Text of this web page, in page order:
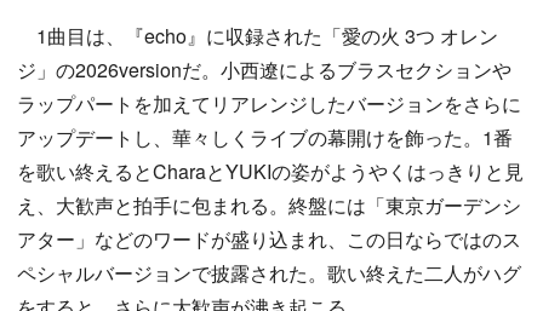
1曲目は、『echo』に収録された「愛の火 3つ オレン
ジ」の2026versionだ。小西遼によるブラスセクションや
ラップパートを加えてリアレンジしたバージョンをさらに
アップデートし、華々しくライブの幕開けを飾った。1番
を歌い終えるとCharaとYUKIの姿がようやくはっきりと見
え、大歓声と拍手に包まれる。終盤には「東京ガーデンシ
アター」などのワードが盛り込まれ、この日ならではのス
ペシャルバージョンで披露された。歌い終えた二人がハグ